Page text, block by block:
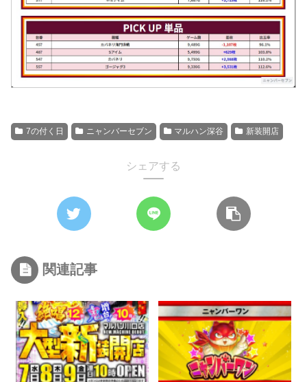
7の付く日 ニャンバーセブン マルハン深谷 新装開店
シェアする
関連記事